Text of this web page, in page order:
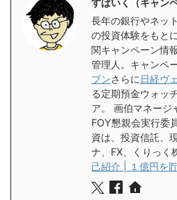
すぱいく（キャン
長年の銀行やネッ
の投資体験をもと
関キャンペーン情
管理人。キャンペ
ブンさらに日経ヴ
る定期預金ウォッ
ア。 画伯マネージ
FOY懇親会実行委
資は、投資信託、
ナ、FX、くりっく
己紹介 | １億円を